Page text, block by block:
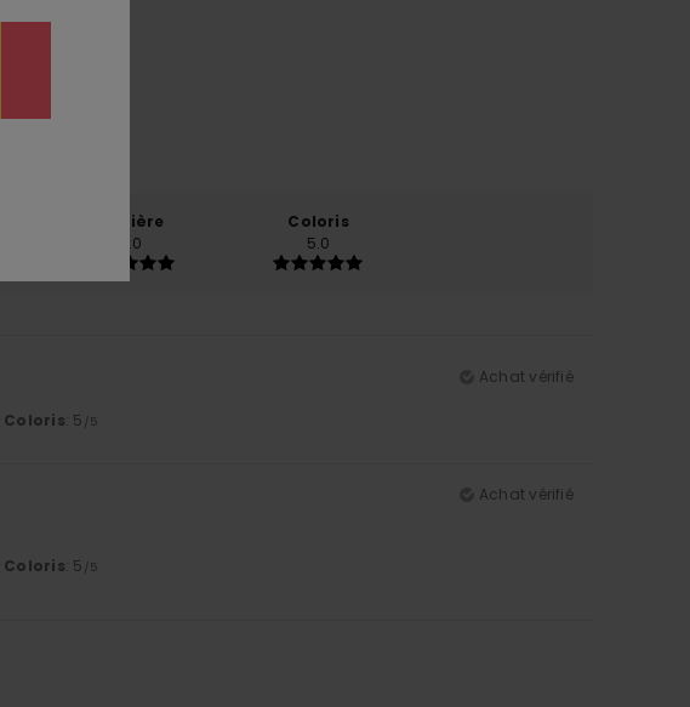
Matière
5.0
Coloris
5.0
Achat vérifié
Coloris: 5 /5
Achat vérifié
Coloris: 5 /5